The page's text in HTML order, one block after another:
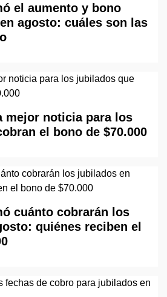
el aumento y bono
agosto: cuáles son las
mejor noticia para los
el bono de $70.000
cuánto cobrarán los
quiénes reciben el